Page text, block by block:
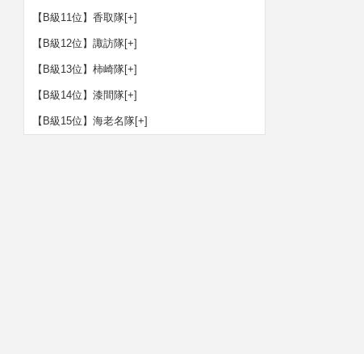
【B級11位】香取隊[+]
【B級12位】諏訪隊[+]
【B級13位】柿崎隊[+]
【B級14位】漆間隊[+]
【B級15位】海老名隊[+]